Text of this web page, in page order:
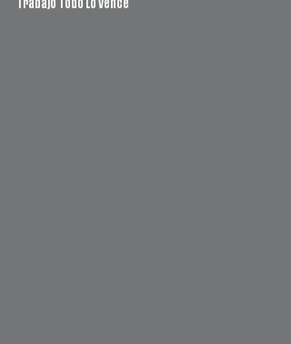
Trabajo Todo Lo Vence